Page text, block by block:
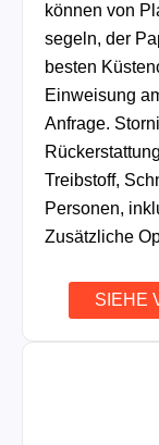
können von
segeln, der
besten
Einweisung
Anfrage.
Treibstoff,
Personen,
Zusätzliche
SIEHE